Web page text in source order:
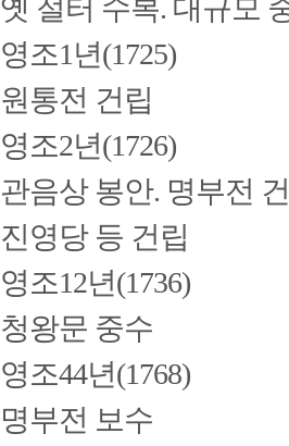
옛 절터 수복. 대규모
영조1년(1725)
원통전 건립
영조2년(1726)
관음상 봉안. 명부전
진영당 등 건립
영조12년(1736)
청왕문 중수
영조44년(1768)
명부전 보수